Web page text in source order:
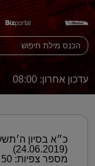
עדכון אחרון: 08:00
כ״א בסיון
(24.06.2019)
מספר צפיות: 50